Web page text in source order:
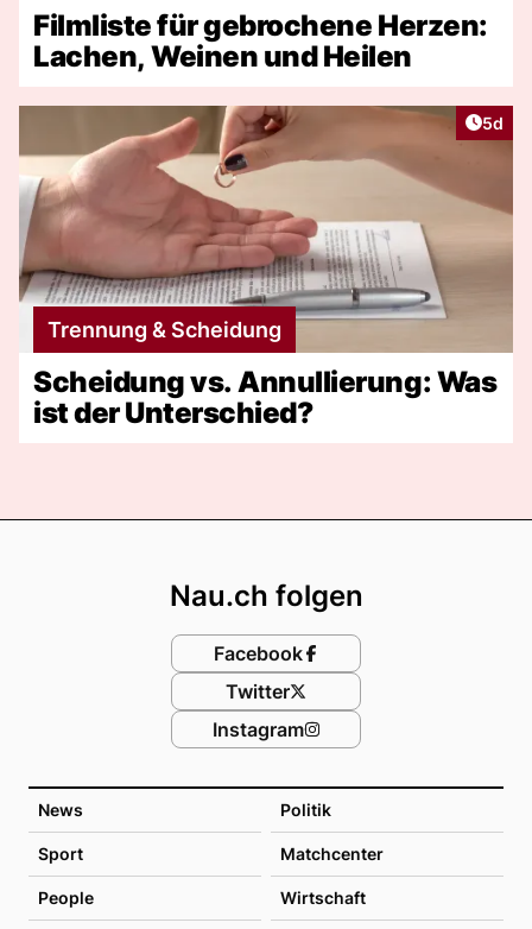
Filmliste für gebrochene Herzen:
Lachen, Weinen und Heilen
5d
Trennung & Scheidung
Scheidung vs. Annullierung: Was
ist der Unterschied?
News Politik
Sport Matchcenter
People Wirtschaft
Nau.ch folgen
Facebook
Twitter
Instagram